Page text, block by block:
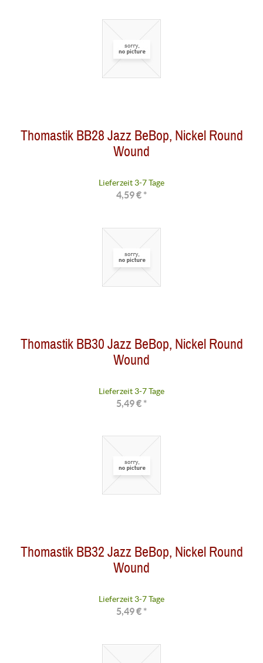
Thomastik BB28 Jazz BeBop, Nickel Round
Wound
Lieferzeit 3-7 Tage
4,59 € *
Thomastik BB30 Jazz BeBop, Nickel Round
Wound
Lieferzeit 3-7 Tage
5,49 € *
Thomastik BB32 Jazz BeBop, Nickel Round
Wound
Lieferzeit 3-7 Tage
5,49 € *